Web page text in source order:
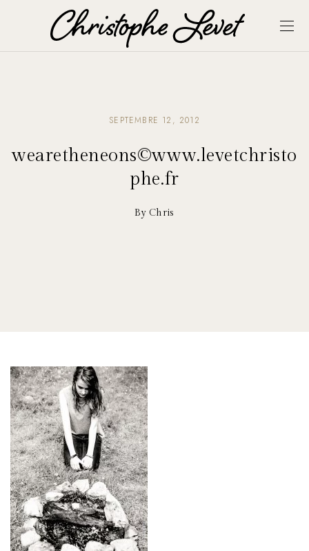
SEPTEMBRE 12, 2012
wearetheneons©www.levetchristo
phe.fr
By Chris